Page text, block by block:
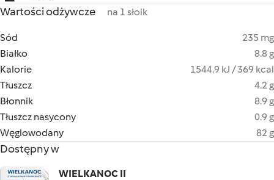
Wartości odżywcze na 1 słoik
Sód
235 mg
Białko
8.8 g
Kalorie
1544.9 kJ / 369 kcal
Tłuszcz
4.2 g
Błonnik
8.9 g
Tłuszcz nasycony
0.9 g
Węglowodany
82 g
Dostępny w
WIELKANOC II